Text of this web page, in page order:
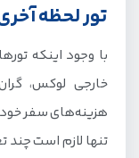
تور لحظه
با وجود اینکه
خارجی لوکس،
هزینه‌های سفر خود
تنها لازم است چند